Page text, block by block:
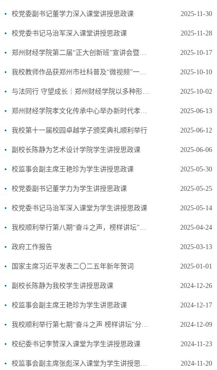
校党委副书记董学力深入课堂讲授思政课 2025-11-30
校党委书记马治军深入课堂讲授思政课 2025-11-28
郑州财经学院第二届“正大创新班”宣讲会暨客座教授聘任仪式顺利举行 2025-10-17
我校教师作品获郑州市社科普及“微视频”一等奖 2025-10-10
与法同行 守望成长｜郑州财经学院以多种形式开展法治宣传教育 2025-10-02
郑州财经学院孝文化传承中心举办新时代孝道文化主题宣讲活动 2025-06-13
我校第十一届校园卓越学子颁奖典礼顺利举行 2025-06-12
副校长陈静为艺术设计学院学生讲授思政课 2025-06-06
校监事会副主席王艳珍为学生讲授思政课 2025-05-30
校党委副书记董学力为学生讲授思政课 2025-05-25
校党委书记马治军深入课堂为学生讲授思政课 2025-05-14
我校顺利举行第八期“奋斗之声，榜样讲坛”先进事迹分享会 2025-04-24
政府工作报告 2025-03-13
国家主席习近平发表二〇二五年新年贺词 2025-01-01
副校长陈静为我校学生讲授思政课 2024-12-26
校监事会副主席王艳珍为学生讲思政课 2024-12-17
我校顺利举行第七期“奋斗之声 榜样讲坛”分享会 2024-12-09
校纪委书记李赞深入课堂为学生讲授思政课 2024-11-23
校监事会副主席张彪深入课堂为学生讲授思政课 2024-11-20